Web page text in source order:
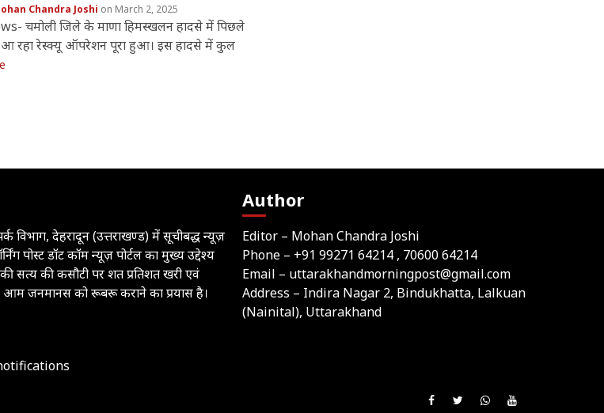
Chandra Joshi March 2, 2025
चमोली जिले के माणा हिमस्खलन हादसे में पिछले
रहा रेस्क्यू ऑपरेशन पूरा हुआ। इस हादसे में कुल
विभाग, देहरादून (उत्तराखण्ड) में सूचीबद्ध न्यूज़
पोस्ट डॉट कॉम न्यूज़ पोर्टल का मुख्य उद्देश्य
सत्य की कसौटी पर शत प्रतिशत खरी एवं
आम जनमानस को रूबरू कराने का प्रयास है।
Author
Editor – Mohan Chandra Joshi
Phone – +91 99271 64214, 70600 64214
Email – uttarakhandmorningpost@gmail.com
Address – Indira Nagar 2, Bindukhatta, Lalkuan
(Nainital), Uttarakhand
LikeFollow
Join Subscribe